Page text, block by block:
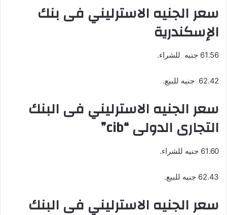
سعر الجنيه الاسترليني فى بنك
الإسكندرية
61.56 جنيه للشراء.
62.42 جنيه للبيع.
سعر الجنيه الاسترليني فى البنك
التجارى الدولى “cib”
61.60 جنيه للشراء.
62.43 جنيه للبيع.
سعر الجنيه الاسترليني فى البنك